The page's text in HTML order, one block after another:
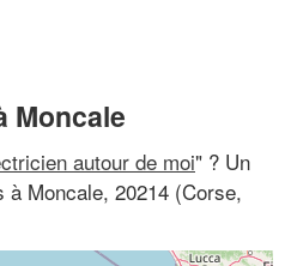
Moncale
autour de moi" ? Un
Moncale, 20214 (Corse,